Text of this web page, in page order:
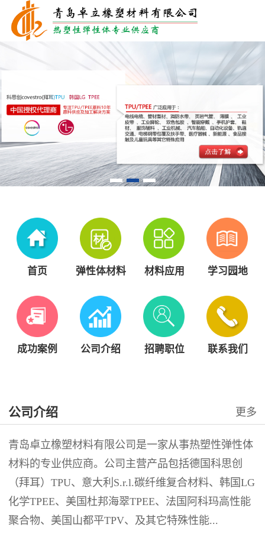
首页 弹性体材料 材料应用 学习园地
成功案例 公司介绍 招聘职位 联系我们
公司介绍 更多
青岛卓立橡塑材料有限公司是一家从事热塑性弹性体
材料的专业供应商。公司主营产品包括德国科思创
（拜耳）TPU、意大利S.r.l.碳纤维复合材料、韩国LG
化学TPEE、美国杜邦海翠TPEE、法国阿科玛高性能
聚合物、美国山都平TPV、及其它特殊性能...